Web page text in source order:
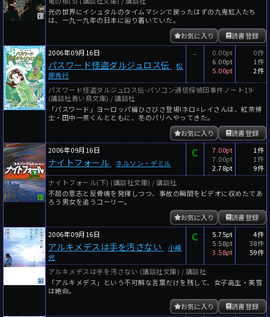
元の世界にイシュタルのタイムマシンで戻ったはずの九鬼虹人たち
は、一九一九年の日本に辿り着いていた。
読書登録
お気に入り
2006年09月16日
パスワード怪盗ダルジュロス伝
松
原秀行
-
0.00pt
6.00pt
5.00pt
0件
1件
2件
パスワード怪盗ダルジュロス伝-パソコン通信探偵団事件ノート19-
(講談社青い鳥文庫) / 講談社
「パスワード」ヨーロッパ編ひさびさ登場!ネロ=レイさんは、紅茶博
士・田中一茶くんとともに、冬のパリへやってきた。
読書登録
お気に入り
2006年09月16日
ナイトフォール ネルソン・デミル
C
7.00pt
7.00pt
2.78pt
1件
1件
9件
ナイトフォール(下) (講談社文庫) / 講談社
不屈の意志と反骨魂を発揮しつつ、事故の瞬間をビデオに収めたであ
ろう男女を追うコーリー。
読書登録
お気に入り
2006年09月16日
アルキメデスは手を汚さない
小峰
元
C
5.75pt
5.58pt
3.58pt
4件
38件
59件
アルキメデスは手を汚さない (講談社文庫) / 講談社
「アルキメデス」という不可解な言葉だけを残して、女子高生・美雪
は絶命。
読書登録
お気に入り